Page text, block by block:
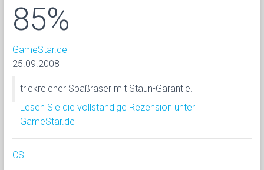
85%
GameStar.de
25.09.2008
trickreicher Spaßraser mit Staun-Garantie.
Lesen Sie die vollständige Rezension unter
GameStar.de
CS